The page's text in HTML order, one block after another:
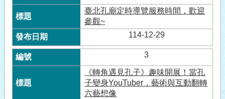
臺北孔廟定時導覽服務時間，歡迎
參觀~
114-12-29
3
《轉角遇見孔子》趣味開展！當孔
子變身YouTuber，藝術與互動翻轉
六藝想像